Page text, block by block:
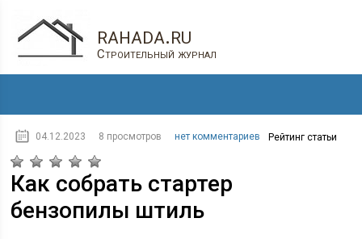
rahada.ru
Строительный журнал
04.12.2023 8 просмотров нет комментариев Рейтинг статьи
Как собрать стартер
бензопилы штиль